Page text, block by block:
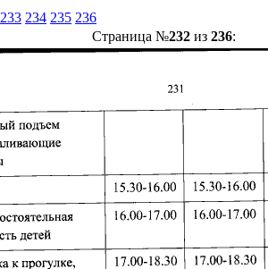
233 234 235 236
Страница №232из 236: